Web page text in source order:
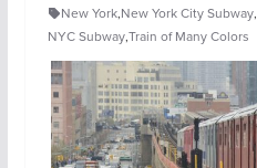
New York,New York City Subway,
NYC Subway,Train of Many Colors